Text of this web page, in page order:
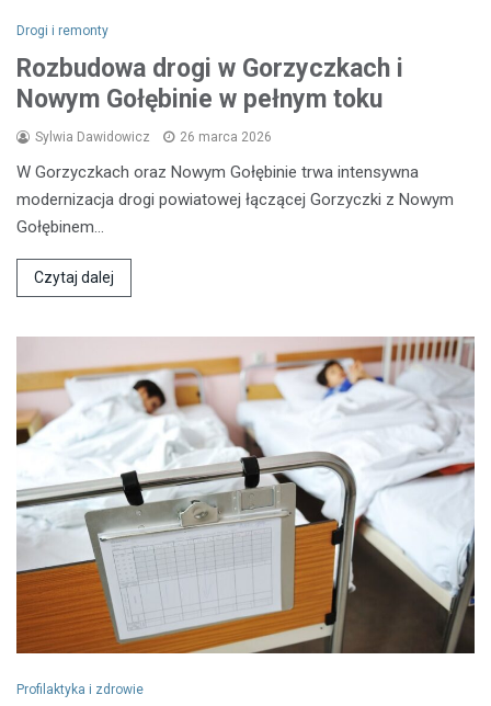
Drogi i remonty
Rozbudowa drogi w Gorzyczkach i
Nowym Gołębinie w pełnym toku
Sylwia Dawidowicz 26 marca 2026
W Gorzyczkach oraz Nowym Gołębinie trwa intensywna
modernizacja drogi powiatowej łączącej Gorzyczki z Nowym
Gołębinem…
Czytaj dalej
Profilaktyka i zdrowie